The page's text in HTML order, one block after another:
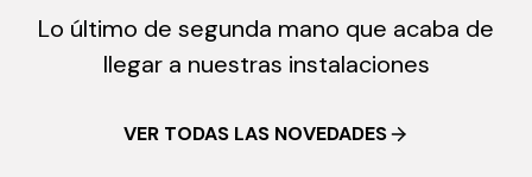
Lo último de segunda mano que acaba de
llegar a nuestras instalaciones
VER TODAS LAS NOVEDADES